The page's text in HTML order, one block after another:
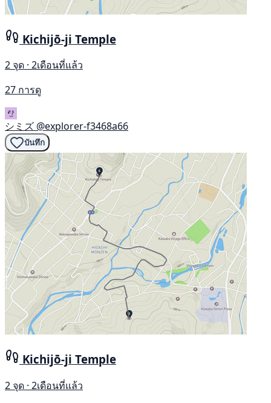
Kichijō-ji Temple
2 จุด · 2เดือนที่แล้ว
27 การดู
シミズ @explorer-f3468a66
บันทึก
Kichijō-ji Temple
2 จุด · 2เดือนที่แล้ว